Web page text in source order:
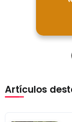
Artículos